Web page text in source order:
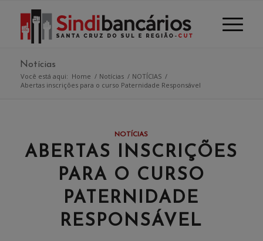
Notícias
Você está aqui: Home / Notícias / NOTÍCIAS /
Abertas inscrições para o curso Paternidade Responsável
NOTÍCIAS
ABERTAS INSCRIÇÕES
PARA O CURSO
PATERNIDADE
RESPONSÁVEL